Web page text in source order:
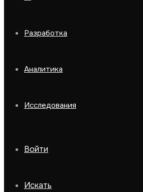
Разработка
Аналитика
Исследования
Войти
Искать